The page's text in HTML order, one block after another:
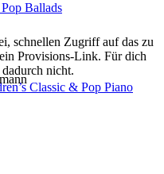
Ballads
Classic & Pop Piano
schnellen Zugriff auf das zu
Provisions-Link. Für dich
nicht.